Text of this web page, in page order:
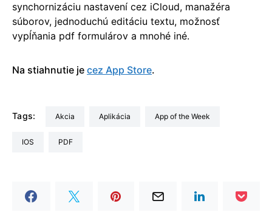
synchornizáciu nastavení cez iCloud, manažéra
súborov, jednoduchú editáciu textu, možnosť
vypĺňania pdf formulárov a mnohé iné.
Na stiahnutie je cez App Store.
Tags: akcia Aplikácia App of the Week
iOS PDF